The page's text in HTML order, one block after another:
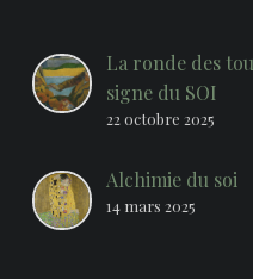
La ronde des
signe du SOI
22 octobre 2025
Alchimie du soi
14 mars 2025